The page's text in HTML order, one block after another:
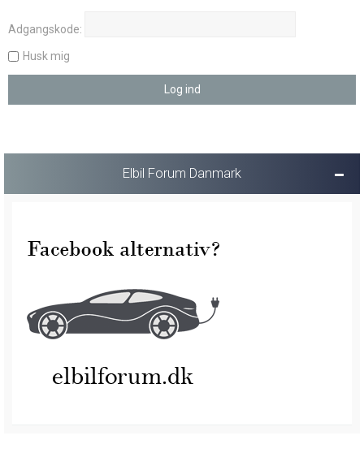
Adgangskode:
Husk mig
Elbil Forum Danmark